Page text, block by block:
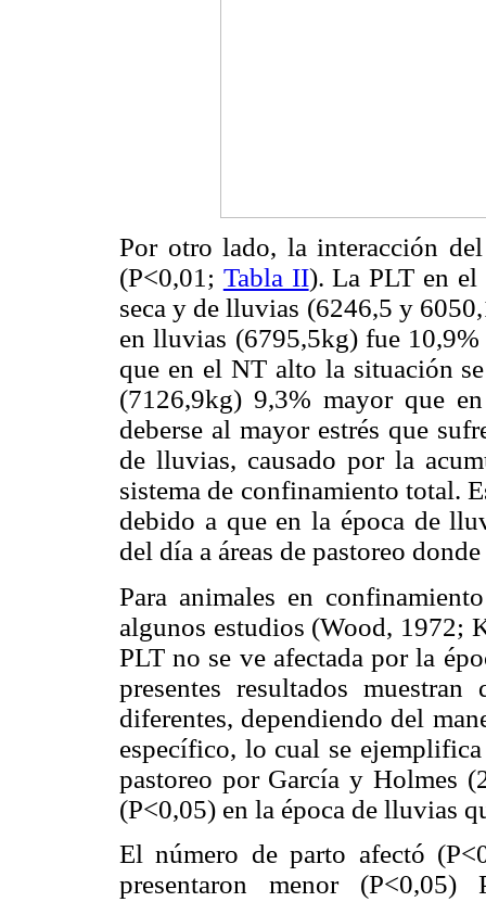
Por otro lado, la interacción
(P<0,01; Tabla II). La PLT en el
seca y de lluvias (6246,5 y
en lluvias (6795,5kg) fue
que en el NT alto la situación
(7126,9kg) 9,3% mayor que
deberse al mayor estrés que
de lluvias, causado por la
sistema de confinamiento total.
debido a que en la época de
del día a áreas de pastoreo
Para animales en
algunos estudios (Wood, 1972;
PLT no se ve afectada por la
presentes resultados
diferentes, dependiendo del
específico, lo cual se
pastoreo por García y Holmes
(P<0,05) en la época de lluvias
El número de parto afectó
presentaron menor